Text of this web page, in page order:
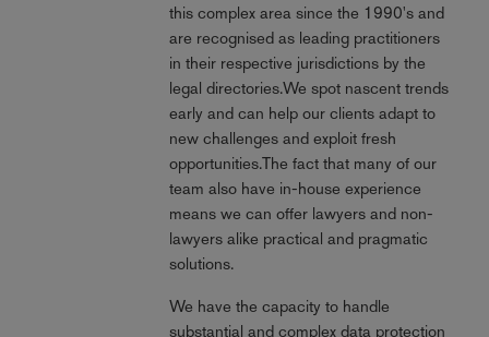
this complex area since the 1990's and
are recognised as leading practitioners
in their respective jurisdictions by the
legal directories.We spot nascent trends
early and can help our clients adapt to
new challenges and exploit fresh
opportunities.The fact that many of our
team also have in-house experience
means we can offer lawyers and non-
lawyers alike practical and pragmatic
solutions.
We have the capacity to handle
substantial and complex data protection